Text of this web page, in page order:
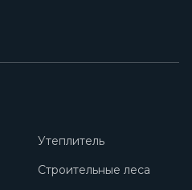
Утеплитель
Строительные леса